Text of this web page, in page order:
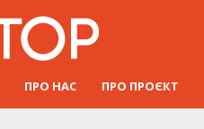
ПРО НАС ПРО ПРОЄКТ